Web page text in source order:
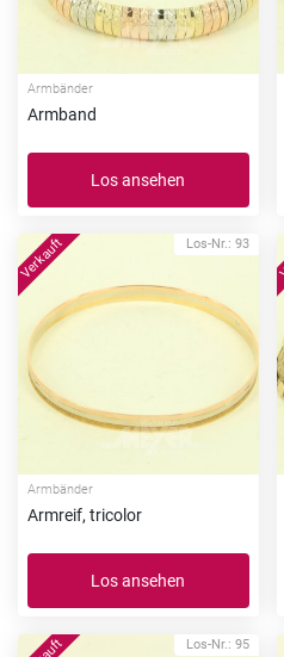
Armbänder
Armband
Los ansehen
Los-Nr.: 93
Armbänder
Armreif, tricolor
Los ansehen
Los-Nr.: 95